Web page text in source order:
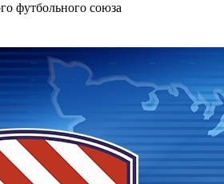
футбольного союза